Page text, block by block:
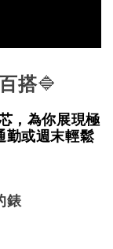
搭🔷
，為你展現極
勤或週末輕鬆
錶